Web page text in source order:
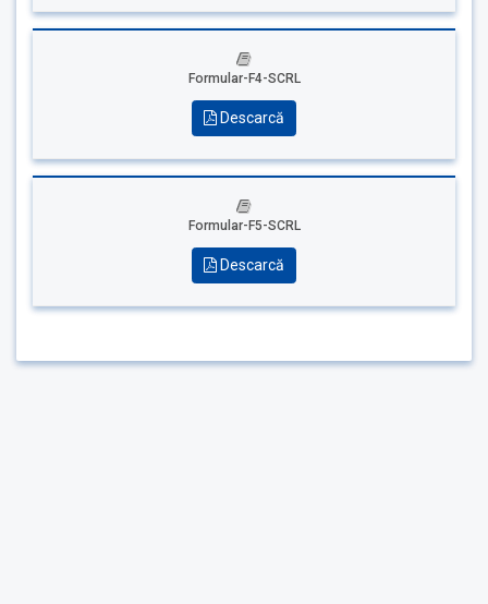
Formular-F4-SCRL
Descarcă
Formular-F5-SCRL
Descarcă